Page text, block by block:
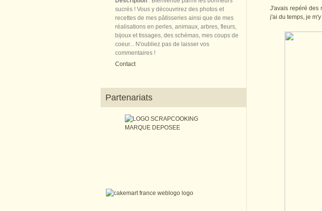
sucrés ! Vous y découvrirez des photos et
recettes de mes pâtisseries ainsi que de mes
réalisations en perles, animaux, arbres, fleurs,
bijoux et tissages, des schémas, mes coups de
coeur... N'oubliez pas de laisser vos
commentaires !
Contact
Partenariats
J'avais repéré des
j'ai du temps, je